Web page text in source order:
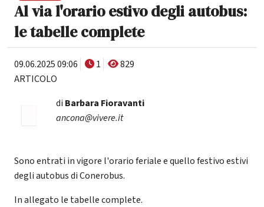
Al via l'orario estivo degli autobus:
le tabelle complete
09.06.2025 09:06 1
829
ARTICOLO
di Barbara Fioravanti
ancona@vivere.it
Sono entrati in vigore l'orario feriale e quello festivo estivi
degli autobus di Conerobus.
In allegato le tabelle complete.